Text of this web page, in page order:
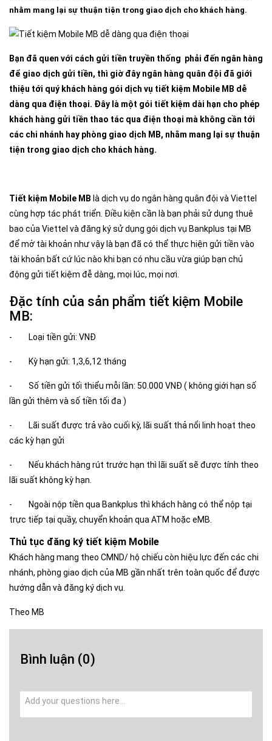
nhằm mang lại sự thuận tiện trong giao dịch cho khách hàng.
Bạn đã quen với cách gửi tiền truyền thống phải đến ngân hàng
để giao dịch gửi tiền, thì giờ đây ngân hàng quân đội đã giới
thiệu tới quý khách hàng gói dịch vụ tiết kiệm Mobile MB dễ
dàng qua điện thoại. Đây là một gói tiết kiệm dài hạn cho phép
khách hàng gửi tiền thao tác qua điện thoại mà không cần tới
các chi nhánh hay phòng giao dịch MB, nhằm mang lại sự thuận
tiện trong giao dịch cho khách hàng.
Tiết kiệm Mobile MB là dịch vụ do ngân hàng quân đội và Viettel
cùng hợp tác phát triển. Điều kiện cần là bạn phải sử dụng thuê
bao của Viettel và đăng ký sử dụng gói dịch vụ Bankplus tại MB
để mở tài khoản như vậy là bạn đã có thể thực hiện gửi tiền vào
tài khoản bất cứ lúc nào khi bạn có nhu cầu vừa giúp bạn chủ
động gửi tiết kiệm đễ dàng, mọi lúc, mọi nơi.
Đặc tính của sản phẩm tiết kiệm Mobile
MB:
- Loại tiền gửi: VNĐ
- Kỳ hạn gửi: 1,3,6,12 tháng
- Số tiền gửi tối thiểu mỗi lần: 50.000 VNĐ ( không giới hạn số
lần gửi thêm và số tiền tối đa )
- Lãi suất được trả vào cuối kỳ, lãi suất thả nổi linh hoạt theo
các kỳ hạn gửi
- Nếu khách hàng rút trước hạn thì lãi suất sẽ được tính theo
lãi suất không kỳ hạn.
- Ngoài nộp tiền qua Bankplus thì khách hàng có thể nộp tại
trực tiếp tại quầy, chuyển khoản qua ATM hoặc eMB.
Thủ tục đăng ký tiết kiệm Mobile
Khách hàng mang theo CMND/ hộ chiếu còn hiệu lực đến các chi
nhánh, phòng giao dịch của MB gần nhất trên toàn quốc để được
hướng dẫn và đăng ký dịch vụ.
Theo MB
Bình luận (0)